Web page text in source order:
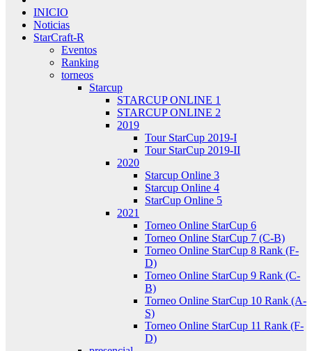
INICIO
Noticias
StarCraft-R
Eventos
Ranking
torneos
Starcup
STARCUP ONLINE 1
STARCUP ONLINE 2
2019
Tour StarCup 2019-I
Tour StarCup 2019-II
2020
Starcup Online 3
Starcup Online 4
StarCup Online 5
2021
Torneo Online StarCup 6
Torneo Online StarCup 7 (C-B)
Torneo Online StarCup 8 Rank (F-
D)
Torneo Online StarCup 9 Rank (C-
B)
Torneo Online StarCup 10 Rank (A-
S)
Torneo Online StarCup 11 Rank (F-
D)